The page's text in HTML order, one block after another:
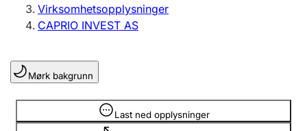
Enkeltpersonforetak
Registrere, endre, slette
Lag og forening
Registrere, endre, slette
Virksomhetsopplysninger
CAPRIO INVEST AS
Mørk bakgrunn
Last ned opplysninger
Opplysninger er skjult